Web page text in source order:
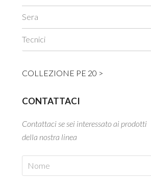
Sera
Tecnici
COLLEZIONE PE 20 >
CONTATTACI
Contattaci se sei interessato ai prodotti
della nostra linea